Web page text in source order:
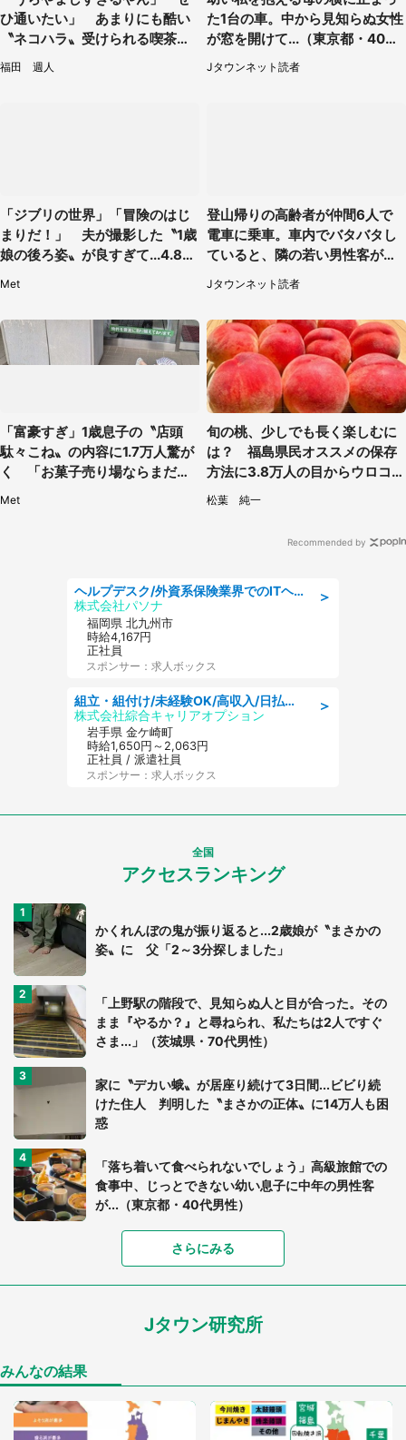
ひ通いたい」 あまりにも酷い
〝ネコハラ〟受けられる喫茶店
に5.3万人驚がく
福田 週人
た1台の車。中から見知らぬ女性
が窓を開けて...（東京都・40代
Jタウンネット読者
「ジブリの世界」「冒険のはじ
まりだ！」 夫が撮影した〝1歳
娘の後ろ姿〟が良すぎて...4.8万
Met
登山帰りの高齢者が仲間6人で
電車に乗車。車内でバタバタし
ていると、隣の若い男性客が
（神奈川県・70代女性）
Jタウンネット読者
「富豪すぎ」1歳息子の〝店頭
駄々こね〟の内容に1.7万人驚が
く 「お菓子売り場ならまだし
Met
旬の桃、少しでも長く楽しむに
は？ 福島県民オススメの保存
方法に3.8万人の目からウロコ
「全国民が知りたかった！」
松葉 純一
Recommended by
＞
ヘルプデスク/外資系保険業界でのITヘルプデスク業務/駅近/即日勤務可/ヘルプデスク
株式会社パソナ
福岡県 北九州市
時給4,167円
正社員
スポンサー：求人ボックス
＞
組立・組付け/未経験OK/高収入/日払いOK/交替制/20・30・40代活躍中
株式会社綜合キャリアオプション
岩手県 金ケ崎町
時給1,650円～2,063円
正社員 / 派遣社員
スポンサー：求人ボックス
全国
アクセスランキング
かくれんぼの鬼が振り返ると...2歳娘が〝まさかの
姿〟に 父「2～3分探しました」
「上野駅の階段で、見知らぬ人と目が合った。その
まま『やるか？』と尋ねられ、私たちは2人ですぐ
さま...」（茨城県・70代男性）
家に〝デカい蛾〟が居座り続けて3日間...ビビり続
けた住人 判明した〝まさかの正体〟に14万人も困
惑
「落ち着いて食べられないでしょう」高級旅館での
食事中、じっとできない幼い息子に中年の男性客
が...（東京都・40代男性）
「富豪すぎ」1歳息子の〝店頭駄々こね〟の内容に1.
7万人驚がく 「お菓子売り場ならまだしも...」「ハ
ードル高い」
あまりにも四角すぎる猫、激写される 「これもう
「閉所恐怖症の私は新幹線で大パニック。隣席の青
年に『手を繋いで』とお願いしたら...」 体験談に
さらにみる
Jタウン研究所
みんなの結果